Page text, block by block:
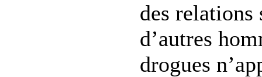
des relations
d’autres
drogues